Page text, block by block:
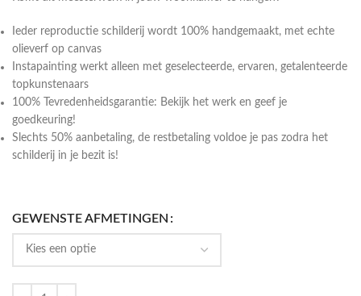
Ieder reproductie schilderij wordt 100% handgemaakt, met echte
olieverf op canvas
Instapainting werkt alleen met geselecteerde, ervaren, getalenteerde
topkunstenaars
100% Tevredenheidsgarantie: Bekijk het werk en geef je
goedkeuring!
Slechts 50% aanbetaling, de restbetaling voldoe je pas zodra het
schilderij in je bezit is!
GEWENSTE AFMETINGEN